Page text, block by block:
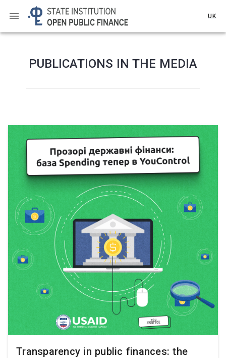
UK
PUBLICATIONS IN THE MEDIA
Transparency in public finances: the